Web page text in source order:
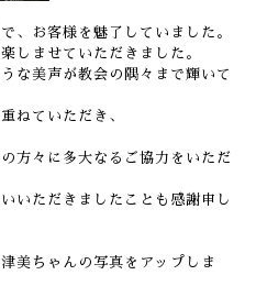
、お客様を魅了していました。
しませていただきました。
な美声が教会の隅々まで輝いて
ねていただき、
方々に多大なるご協力をいただ
いただきましたことも感謝申し
美ちゃんの写真をアップしま